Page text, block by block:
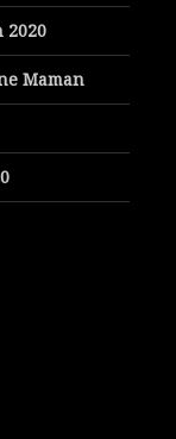
2020
Maman